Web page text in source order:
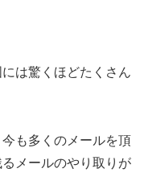
は驚くほどたくさん
も多くのメールを頂
メールのやり取りが